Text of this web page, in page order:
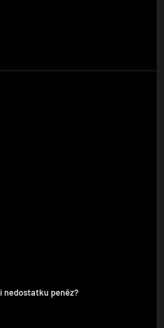
nedostatku peněz?